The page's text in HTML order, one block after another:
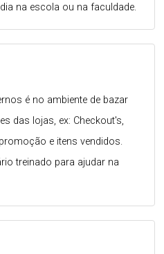
é no ambiente de bazar
das lojas, ex: Checkout's,
e itens vendidos.
treinado para ajudar na
na escola ou na faculdade.